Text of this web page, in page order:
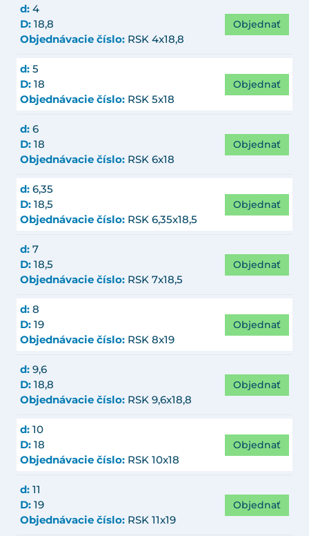
d: 4
D: 18,8
Objednávacie číslo: RSK 4x18,8
Objednať
d: 5
D: 18
Objednávacie číslo: RSK 5x18
Objednať
d: 6
D: 18
Objednávacie číslo: RSK 6x18
Objednať
d: 6,35
D: 18,5
Objednávacie číslo: RSK 6,35x18,5
Objednať
d: 7
D: 18,5
Objednávacie číslo: RSK 7x18,5
Objednať
d: 8
D: 19
Objednávacie číslo: RSK 8x19
Objednať
d: 9,6
D: 18,8
Objednávacie číslo: RSK 9,6x18,8
Objednať
d: 10
D: 18
Objednávacie číslo: RSK 10x18
Objednať
d: 11
D: 19
Objednávacie číslo: RSK 11x19
Objednať